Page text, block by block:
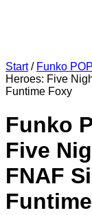
Start/ Funko
Heroes: Five
Funtime Foxy
Funko
Five
FNAF